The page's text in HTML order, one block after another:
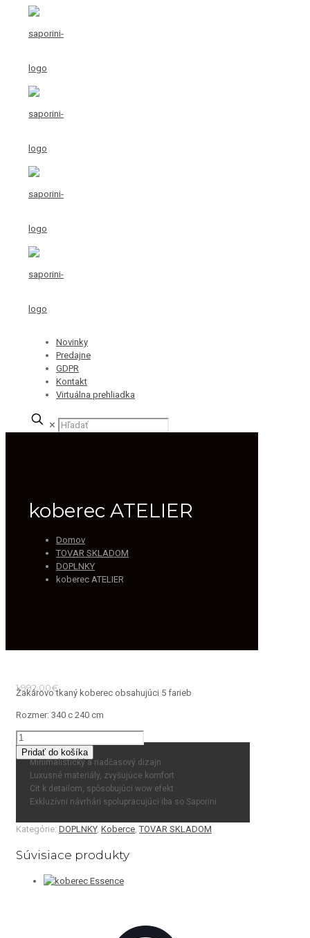
Novinky
Predajne
GDPR
Kontakt
Virtuálna prehliadka
✕
koberec ATELIER
Domov
TOVAR SKLADOM
DOPLNKY
koberec ATELIER
1,992.00€
Žakárovo tkaný koberec obsahujúci 5 farieb
Rozmer: 340 c 240 cm
množstvo
koberec
ATELIER
Pridať do košíka
Minimalistický a nadčasový dizajn
Luxusné materiály, zvyšujúce komfort
Cit k detailom, spôsobujúci wow efekt
Exkluzívni návrhári spolupracujúci iba so Saporini
Kategórie: DOPLNKY, Koberce ,TOVAR SKLADOM
Súvisiace produkty